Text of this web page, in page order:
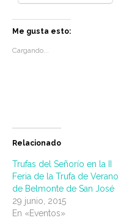
Me gusta esto:
Cargando...
Relacionado
Trufas del Señorío en la II
Feria de la Trufa de Verano
de Belmonte de San José
29 junio, 2015
En «Eventos»